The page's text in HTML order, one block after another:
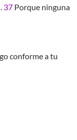
37 Porque ninguna
conforme a tu